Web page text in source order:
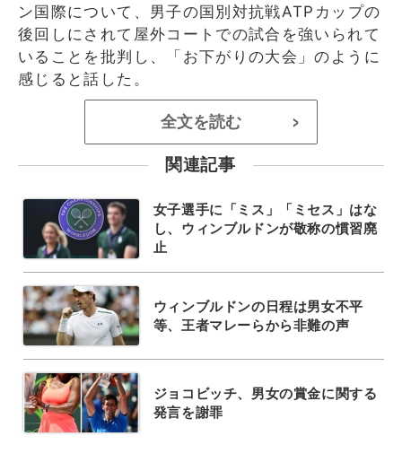
ン国際について、男子の国別対抗戦ATPカップの
後回しにされて屋外コートでの試合を強いられて
いることを批判し、「お下がりの大会」のように
感じると話した。
全文を読む >
関連記事
女子選手に「ミス」「ミセス」はな
し、ウィンブルドンが敬称の慣習廃
止
ウィンブルドンの日程は男女不平
等、王者マレーらから非難の声
ジョコビッチ、男女の賞金に関する
発言を謝罪